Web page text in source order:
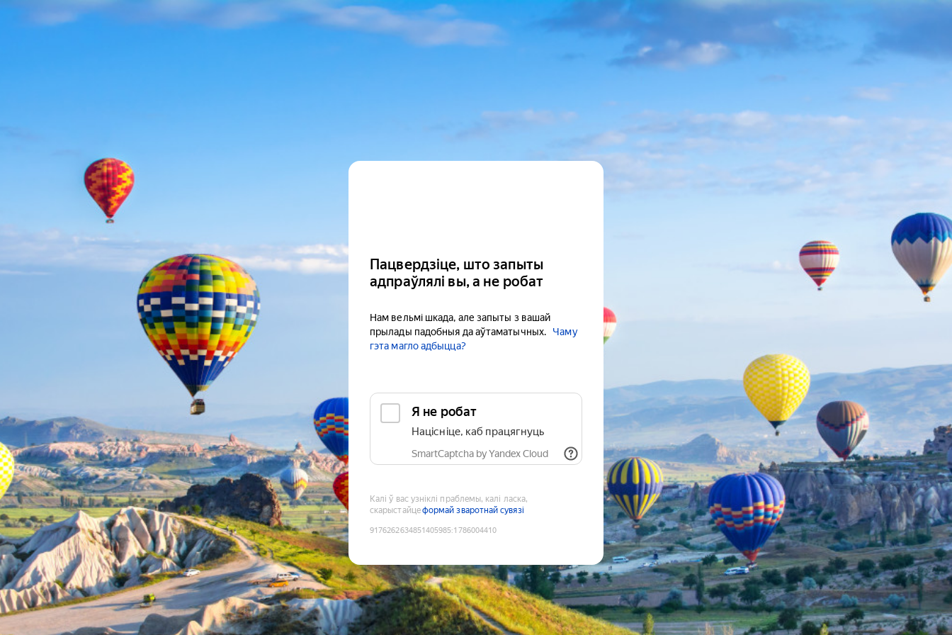
Пацвердзіце, што запыты
адпраўлялі вы, а не робат
Нам вельмі шкада, але запыты з вашай
прылады падобныя да аўтаматычных.
Чаму
гэта магло адбыцца?
Я не робат
Націсніце, каб працягнуць
SmartCaptcha by Yandex Cloud
Калі ў вас узніклі праблемы, калі ласка,
скарыстайцеформай зваротнай сувязі
9176262634851405985:1786004410